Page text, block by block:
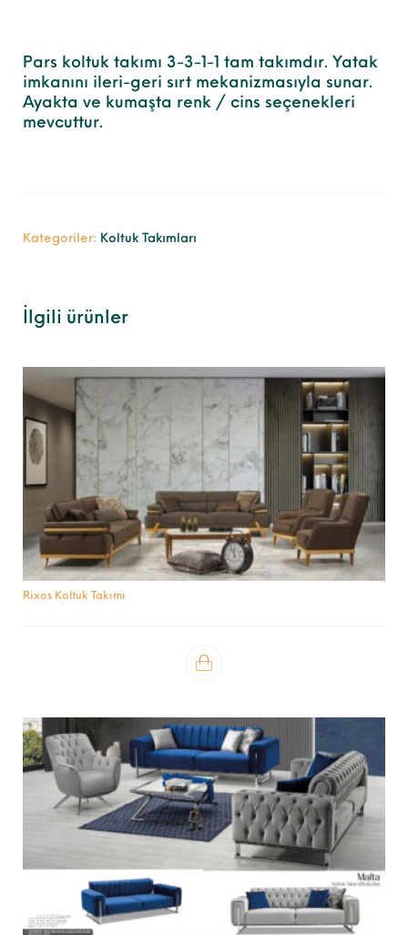
Pars koltuk takımı 3-3-1-1 tam takımdır. Yatak
imkanını ileri-geri sırt mekanizmasıyla sunar.
Ayakta ve kumaşta renk / cins seçenekleri
mevcuttur.
Kategoriler: Koltuk Takımları
İlgili ürünler
Rixos Koltuk Takımı